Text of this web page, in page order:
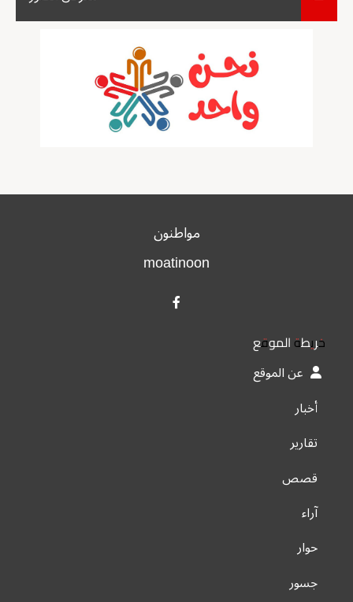
مواطنون
moatinoon
خريطة الموقع
عن الموقع
أخبار
تقارير
قصص
آراء
حوار
جسور